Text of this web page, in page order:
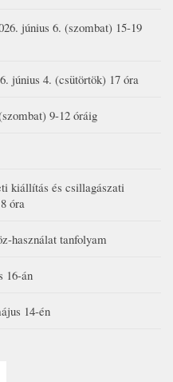
június 6. (szombat) 15-19
június 4. (csütörtök) 17 óra
9-12 óráig
kiállítás és csillagászati
óra
használat tanfolyam
16-án
14-én